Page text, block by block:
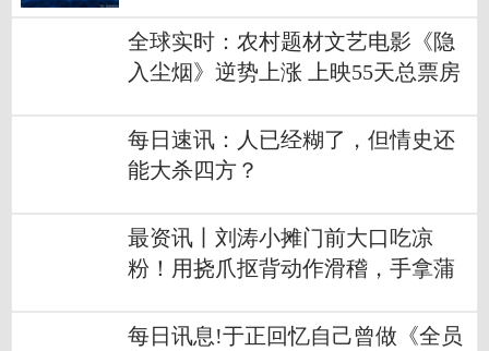
全球实时：农村题材文艺电影《隐
入尘烟》逆势上涨 上映55天总票房
每日速讯：人已经糊了，但情史还
能大杀四方？
最资讯丨刘涛小摊门前大口吃凉
粉！用挠爪抠背动作滑稽，手拿蒲
每日讯息!于正回忆自己曾做《全员